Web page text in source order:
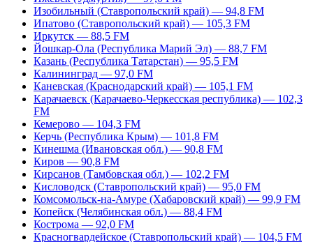
Изобильный (Ставропольский край) — 94,8 FM
Ипатово (Ставропольский край) — 105,3 FM
Иркутск — 88,5 FM
Йошкар-Ола (Республика Марий Эл) — 88,7 FM
Казань (Республика Татарстан) — 95,5 FM
Калининград — 97,0 FM
Каневская (Краснодарский край) — 105,1 FM
Карачаевск (Карачаево-Черкесская республика) — 102,3
FM
Кемерово — 104,3 FM
Керчь (Республика Крым) — 101,8 FM
Кинешма (Ивановская обл.) — 90,8 FM
Киров — 90,8 FM
Кирсанов (Тамбовская обл.) — 102,2 FM
Кисловодск (Ставропольский край) — 95,0 FM
Комсомольск-на-Амуре (Хабаровский край) — 99,9 FM
Копейск (Челябинская обл.) — 88,4 FM
Кострома — 92,0 FM
Красногвардейское (Ставропольский край) — 104,5 FM